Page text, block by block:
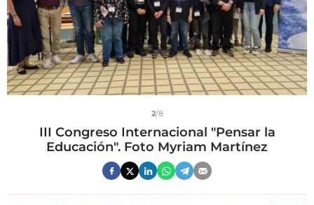
2/8
III Congreso Internacional "Pensar la
Educación". Foto Myriam Martínez